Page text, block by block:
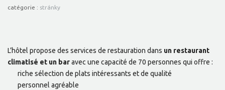
catégorie : stránky
L’hôtel propose des services de restauration dans un restaurant
climatisé et un baravec une capacité de 70 personnes qui offre :
riche sélection de plats intéressants et de qualité
personnel agréable